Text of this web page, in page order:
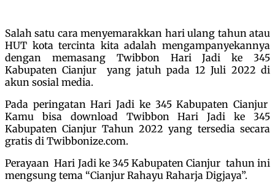
Salah satu cara menyemarakkan hari ulang tahun atau
HUT kota tercinta kita adalah mengampanyekannya
dengan memasang Twibbon Hari Jadi ke 345
Kabupaten Cianjur yang jatuh pada 12 Juli 2022 di
akun sosial media.
Pada peringatan Hari Jadi ke 345 Kabupaten Cianjur
Kamu bisa download Twibbon Hari Jadi ke 345
Kabupaten Cianjur Tahun 2022 yang tersedia secara
gratis di Twibbonize.com.
Perayaan Hari Jadi ke 345 Kabupaten Cianjur tahun ini
mengsung tema “Cianjur Rahayu Raharja Digjaya”.